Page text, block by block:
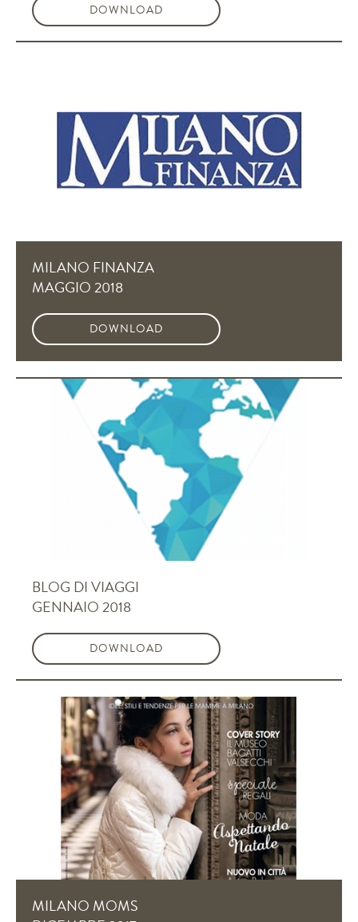
DOWNLOAD
MILANO FINANZA
MAGGIO 2018
DOWNLOAD
BLOG DI VIAGGI
GENNAIO 2018
DOWNLOAD
MILANO MOMS